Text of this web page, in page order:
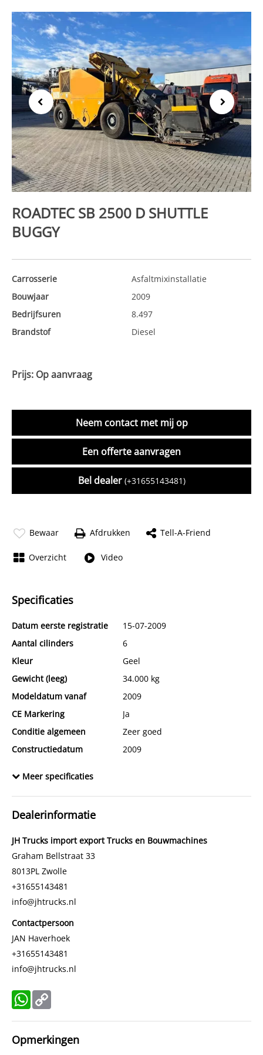
Previous Next
ROADTEC SB 2500 D SHUTTLE
BUGGY
Carrosserie
Asfaltmixinstallatie
Bouwjaar
2009
Bedrijfsuren
8.497
Brandstof
Diesel
Prijs: Op aanvraag
Neem contact met mij op
Een offerte aanvragen
Bel dealer (+31655143481)
Bewaar Afdrukken Tell-A-Friend
Overzicht Video
Specificaties
Datum eerste registratie
15-07-2009
Aantal cilinders
6
Kleur
Geel
Gewicht (leeg)
34.000 kg
Modeldatum vanaf
2009
CE Markering
Ja
Conditie algemeen
Zeer goed
Constructiedatum
2009
Chassisnummer
Meer specificaties
Dealerinformatie
JH Trucks import export Trucks en Bouwmachines
Graham Bellstraat 33
8013PL Zwolle
+31655143481
info@jhtrucks.nl
Contactpersoon
JAN Haverhoek
+31655143481
info@jhtrucks.nl
WhatsApp
Link
Opmerkingen